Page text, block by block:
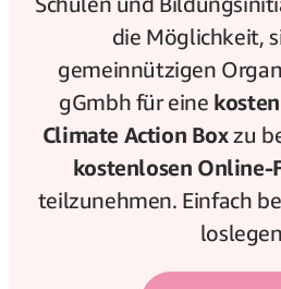
die Möglichkeit,
gemeinnützigen
gGmbh für eine
Climate Action Boxzu
kostenlosen
teilzunehmen. Einfach